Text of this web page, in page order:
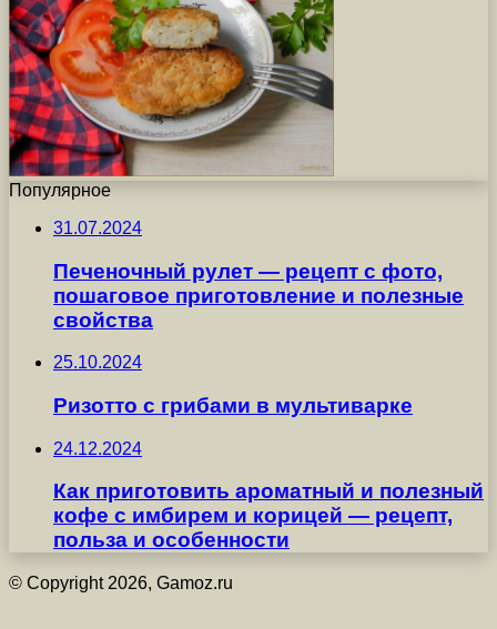
Популярное
31.07.2024
Печеночный рулет — рецепт с фото,
пошаговое приготовление и полезные
свойства
25.10.2024
Ризотто с грибами в мультиварке
24.12.2024
Как приготовить ароматный и полезный
кофе с имбирем и корицей — рецепт,
польза и особенности
© Copyright 2026, Gamoz.ru